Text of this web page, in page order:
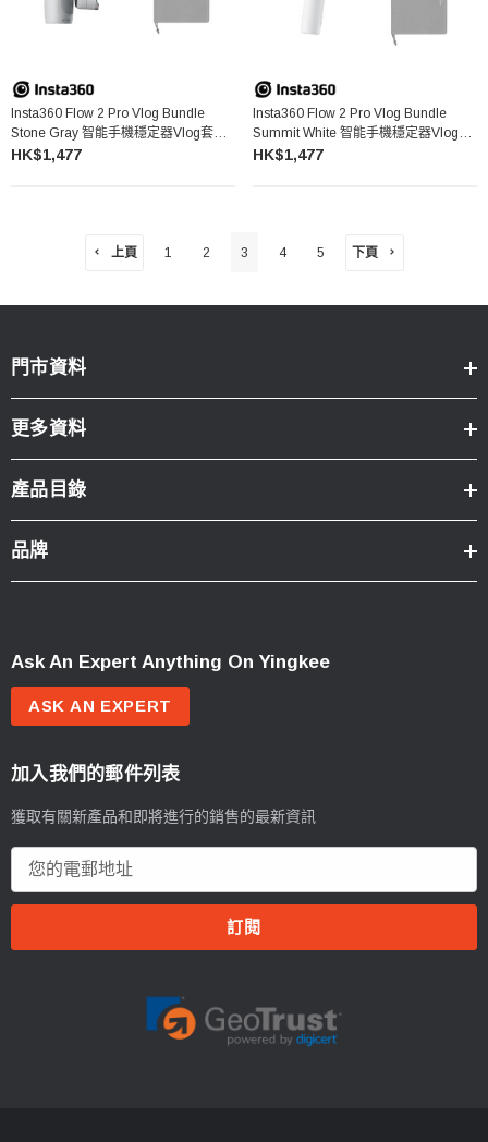
Insta360 Flow 2 Pro Vlog Bundle
Stone Gray 智能手機穩定器Vlog套裝
(淺灰色)
HK$1,477
Insta360 Flow 2 Pro Vlog Bundle
Summit White 智能手機穩定器Vlog套
裝 (白色)
HK$1,477
上頁 1 2 3 4 5 下頁
門市資料
更多資料
產品目錄
品牌
Ask An Expert Anything On Yingkee
ASK AN EXPERT
加入我們的郵件列表
獲取有關新產品和即將進行的銷售的最新資訊
郵